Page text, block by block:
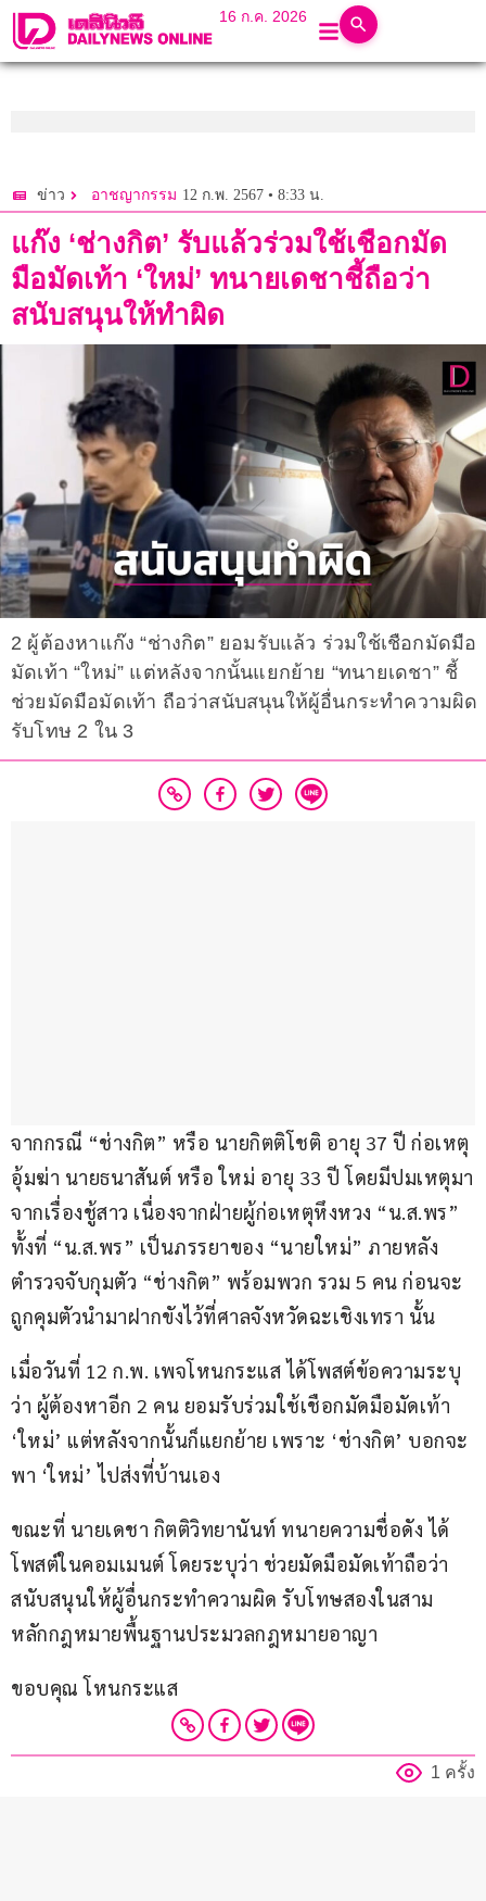
16 ก.ค. 2026
ข่าว อาชญากรรม 12 ก.พ. 2567 • 8:33 น.
แก๊ง ‘ช่างกิต’ รับแล้วร่วมใช้เชือกมัด
มือมัดเท้า ‘ใหม่’ ทนายเดชาชี้ถือว่า
สนับสนุนให้ทำผิด
2 ผู้ต้องหาแก๊ง “ช่างกิต” ยอมรับแล้ว ร่วมใช้เชือกมัดมือ
มัดเท้า “ใหม่” แต่หลังจากนั้นแยกย้าย “ทนายเดชา” ชี้
ช่วยมัดมือมัดเท้า ถือว่าสนับสนุนให้ผู้อื่นกระทำความผิด
รับโทษ 2 ใน 3
จากกรณี “ช่างกิต” หรือ นายกิตติโชติ อายุ 37 ปี ก่อเหตุ
อุ้มฆ่า นายธนาสันต์ หรือ ใหม่ อายุ 33 ปี โดยมีปมเหตุมา
จากเรื่องชู้สาว เนื่องจากฝ่ายผู้ก่อเหตุหึงหวง “น.ส.พร”
ทั้งที่ “น.ส.พร” เป็นภรรยาของ “นายใหม่” ภายหลัง
ตำรวจจับกุมตัว “ช่างกิต” พร้อมพวก รวม 5 คน ก่อนจะ
ถูกคุมตัวนำมาฝากขังไว้ที่ศาลจังหวัดฉะเชิงเทรา นั้น
เมื่อวันที่ 12 ก.พ. เพจโหนกระแส ได้โพสต์ข้อความระบุ
ว่า ผู้ต้องหาอีก 2 คน ยอมรับร่วมใช้เชือกมัดมือมัดเท้า
‘ใหม่’ แต่หลังจากนั้นก็แยกย้าย เพราะ ‘ช่างกิต’ บอกจะ
พา ‘ใหม่’ ไปส่งที่บ้านเอง
ขณะที่ นายเดชา กิตติวิทยานันท์ ทนายความชื่อดัง ได้
โพสต์ในคอมเมนต์ โดยระบุว่า ช่วยมัดมือมัดเท้าถือว่า
สนับสนุนให้ผู้อื่นกระทำความผิด รับโทษสองในสาม
หลักกฎหมายพื้นฐานประมวลกฎหมายอาญา
ขอบคุณ โหนกระแส
1 ครั้ง